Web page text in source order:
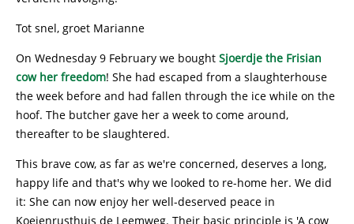
Tot snel, groet Marianne
On Wednesday 9 February we bought Sjoerdje the Frisian
cow her freedom! She had escaped from a slaughterhouse
the week before and had fallen through the ice while on the
hoof. The butcher gave her a week to come around,
thereafter to be slaughtered.
This brave cow, as far as we're concerned, deserves a long,
happy life and that's why we looked to re-home her. We did
it: She can now enjoy her well-deserved peace in
Koeienrusthuis de Leemweg. Their basic principle is 'A cow